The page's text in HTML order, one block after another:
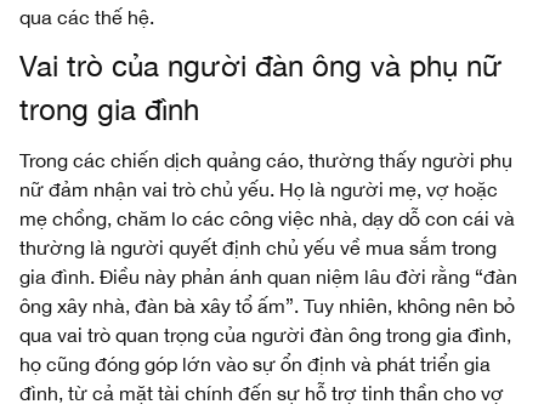
qua các thế hệ.
Vai trò của người đàn ông và phụ nữ
trong gia đình
Trong các chiến dịch quảng cáo, thường thấy người phụ
nữ đảm nhận vai trò chủ yếu. Họ là người mẹ, vợ hoặc
mẹ chồng, chăm lo các công việc nhà, dạy dỗ con cái và
thường là người quyết định chủ yếu về mua sắm trong
gia đình. Điều này phản ánh quan niệm lâu đời rằng “đàn
ông xây nhà, đàn bà xây tổ ấm”. Tuy nhiên, không nên bỏ
qua vai trò quan trọng của người đàn ông trong gia đình,
họ cũng đóng góp lớn vào sự ổn định và phát triển gia
đình, từ cả mặt tài chính đến sự hỗ trợ tinh thần cho vợ